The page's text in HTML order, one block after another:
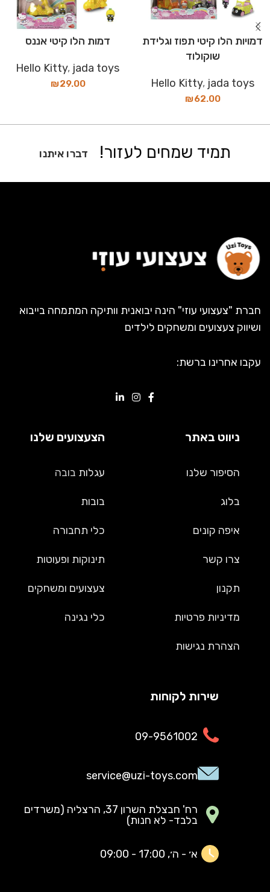
דמויות הלו קיטי תפוז וגלידת
שוקולוד
Hello Kitty, jada toys
₪62.00
דמות הלו קיטי אננס
Hello Kitty, jada toys
₪29.00
תמיד שמחים לעזור! דברו איתנו
חברת "צעצועי עוזי" הינה יבואנית וותיקה המתמחה בייבוא
ושיווק צעצועים ומשחקים לילדים
עקבו אחרינו ברשת:
ניווט באתר
הסיפור שלנו
בלוג
איפה קונים
צרו קשר
תקנון
מדיניות פרטיות
הצהרת נגישות
הצעצועים שלנו
עגלות בובה
בובות
כלי תחבורה
תינוקות ופעוטות
צעצועים ומשחקים
כלי נגינה
שירות לקוחות
09-9561002
service@uzi-toys.com
רח' חבצלת השרון 37, הרצליה (משרדים
בלבד- לא חנות)
א׳ - ה׳, 17:00 - 09:00